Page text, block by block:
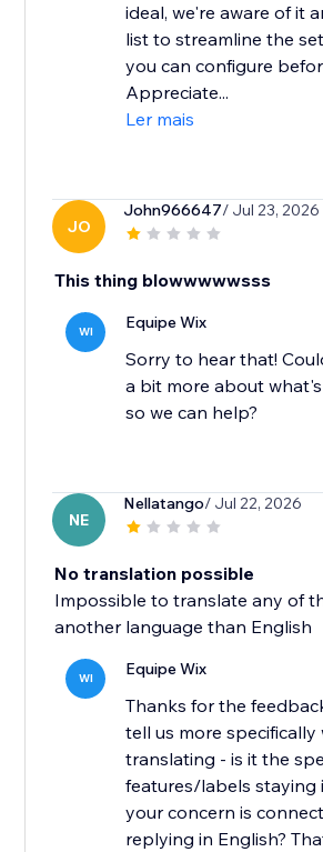
ideal, we're aware of it
list to streamline the
you can configure
Appreciate...
Ler mais
JO
John966647/ Jul 23, 2026
This thing blowwwwwsss
WI Equipe Wix
Sorry to hear that!
a bit more about
NE
Nellatango/ Jul 22, 2026
No translation possible
Impossible to translate any of
another language than English
WI Equipe Wix
Thanks for the
tell us more
translating - is it the
features/labels staying
your concern is
replying in English?